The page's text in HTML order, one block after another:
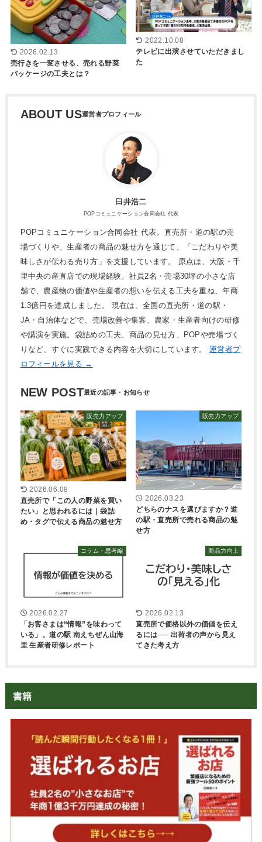
2026.02.13
売行きを一変させる、売れる野菜
パッケージの工夫とは？
2022.10.08
テレビに出演させていただきまし
た
ABOUT US
臼井浩二
POPコミュニケーション合同会社 代表
POPコミュニケーション合同会社 代表。直売所・道の駅の売
場づくりや、生産者の商品の魅せ方を通じて、「こだわりや美
味しさが伝わる売り方」を支援しています。 原点は、大阪・千
里中央の産直店での現場経験。社員2名・売場30坪の小さな店
舗で、農産物の価値や生産者の想いを伝える工夫を重ね、年商
1.3億円を達成しました。 現在は、全国の直売所・道の駅・
JA・自治体などで、売場改善や集客、農家・生産者向けの研修
や講演を実施。袋詰めの工夫、商品の見せ方、POPや売場づく
りなど、すぐに実践できる内容を大切にしています。運営者プ
ロフィールを見る →
NEW POST
販売力アップ
2026.06.08
直売所で「この人の野菜を買い
たい」と思われるには｜袋詰
め・タグで伝える商品の魅せ方
販売力アップ
2026.03.23
どちらのナスを選びますか？道
の駅・直売所で売れる商品の魅
せ方
コラム・思考編
2026.02.27
「お客さまは“情報”を味わって
いる」。道の駅 南えちぜん山海
里 生産者研修レポート
商品力向上
2026.02.13
直売所で価格以外の価値を伝え
るには── 出荷者の声から見え
てきた考え方
書籍